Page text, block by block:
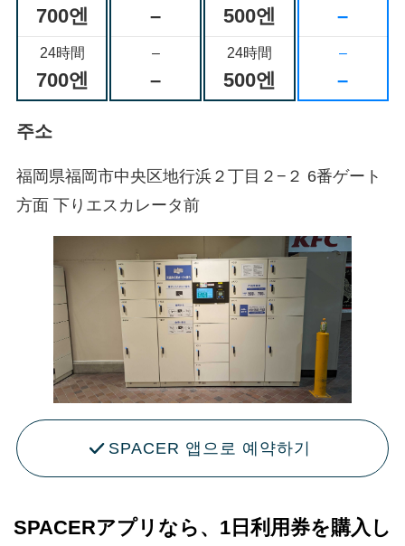
700엔
24時間
700엔
–
–
–
500엔
24時間
500엔
–
–
–
주소
福岡県福岡市中央区地行浜２丁目２−２ 6番ゲート
方面 下りエスカレータ前
SPACER 앱으로 예약하기
SPACERアプリなら、1日利用券を購入し